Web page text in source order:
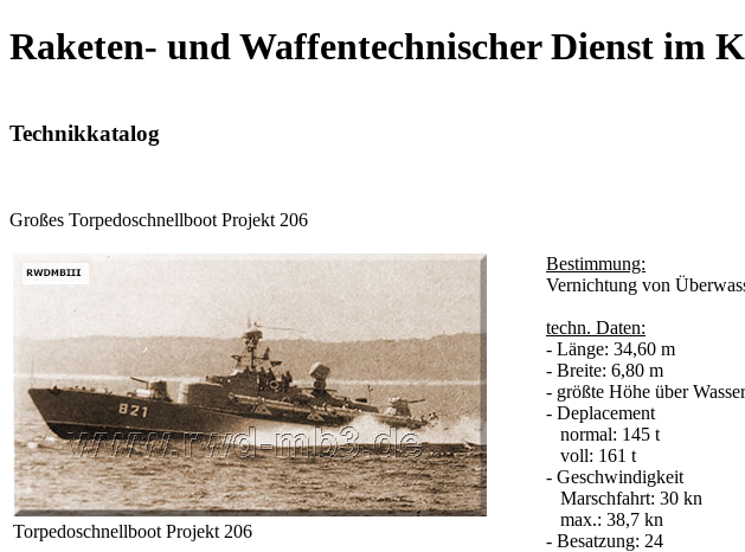
Raketen- und Waffentechnischer Dienst im
Technikkatalog
Großes Torpedoschnellboot Projekt 206
Torpedoschnellboot Projekt 206
Bestimmung:
Vernichtung von
techn. Daten:
- Länge: 34,60 m
- Breite: 6,80 m
- größte Höhe über
- Deplacement
normal: 145 t
voll: 161 t
- Geschwindigkeit
Marschfahrt: 30 kn
max.: 38,7 kn
- Besatzung: 24